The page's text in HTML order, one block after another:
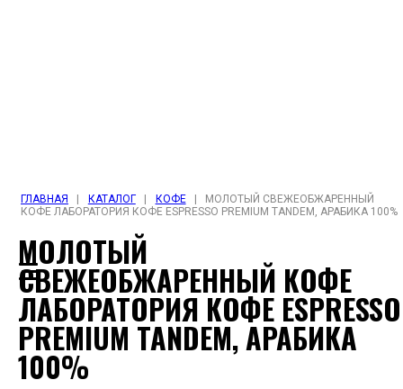
ГЛАВНАЯ КАТАЛОГ КОФЕ
МОЛОТЫЙ СВЕЖЕОБЖАРЕННЫЙ
КОФЕ ЛАБОРАТОРИЯ КОФЕ ESPRESSO PREMIUM TANDEM, АРАБИКА 100%
МОЛОТЫЙ
СВЕЖЕОБЖАРЕННЫЙ КОФЕ
ЛАБОРАТОРИЯ КОФЕ ESPRESSO
PREMIUM TANDEM, АРАБИКА
100%